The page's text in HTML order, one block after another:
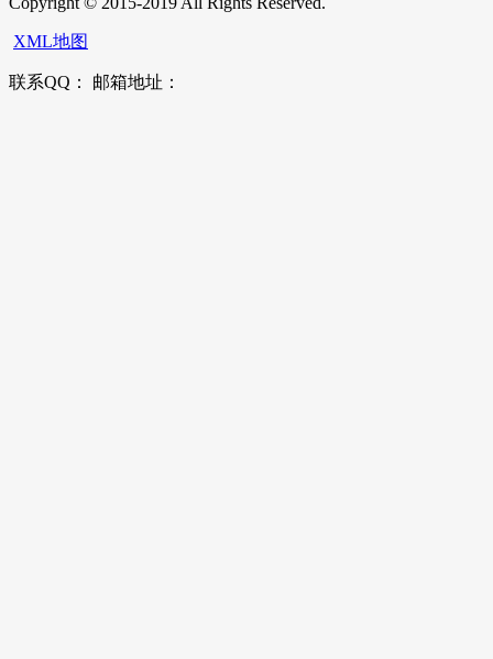
XML地图
联系QQ： 邮箱地址：